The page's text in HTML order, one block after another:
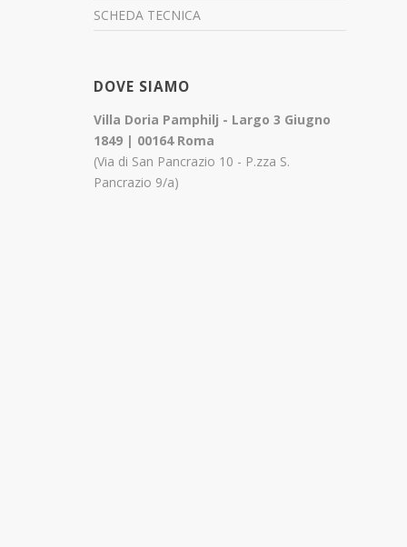
SCHEDA TECNICA
DOVE SIAMO
Villa Doria Pamphilj - Largo 3 Giugno
1849 | 00164 Roma
(Via di San Pancrazio 10 - P.zza S.
Pancrazio 9/a)